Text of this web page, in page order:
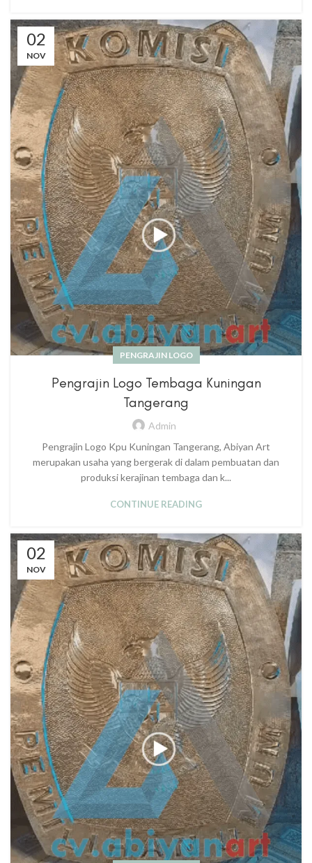
02
NOV
PENGRAJIN LOGO
Pengrajin Logo Tembaga Kuningan
Tangerang
Admin
Pengrajin Logo Kpu Kuningan Tangerang, Abiyan Art
merupakan usaha yang bergerak di dalam pembuatan dan
produksi kerajinan tembaga dan k...
CONTINUE READING
02
NOV